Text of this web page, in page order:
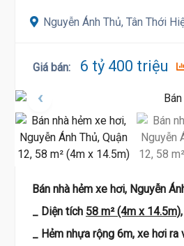
Nguyễn Ánh Thủ, Tân Thới
Giá bán: 6 tỷ 400 triệu
Bán nhà hẻm xe hơi, Nguyễn
_ Diện tích 58 m² (4m x 14.5m)
_ Hẻm nhựa rộng 6m, xe hơi